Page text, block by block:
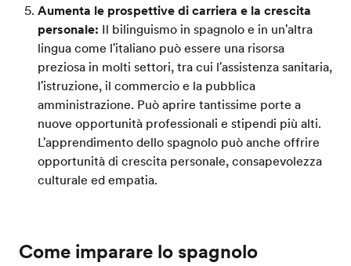
Aumenta le prospettive di carriera e la crescita
personale: Il bilinguismo in spagnolo e in un'altra
lingua come l'italiano può essere una risorsa
preziosa in molti settori, tra cui l'assistenza sanitaria,
l'istruzione, il commercio e la pubblica
amministrazione. Può aprire tantissime porte a
nuove opportunità professionali e stipendi più alti.
L'apprendimento dello spagnolo può anche offrire
opportunità di crescita personale, consapevolezza
culturale ed empatia.
Come imparare lo spagnolo